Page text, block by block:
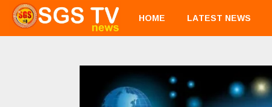
HOME LATEST NEWS